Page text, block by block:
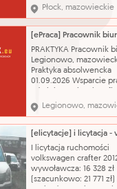
PLN Informacja o
wynagrodzeniu: 1.
wynagrodzenie
zgodne z
wynagradzania
Urzędu Miasta Płocka
wprowadzonym
Nr 80/2
Płock, mazowieckie
[ePraca] Pracownik
PRAKTYKA Pracownik
Legionowo,
Praktyka absolwencka
01.09.2026 Wsparcie
dziale księgowym,
technologicznym,
digitalizacja
obsługa urządzeń
takich jak drukarki,
kserokopiarki, skanery;
przyjmowanie i
Legionowo,
I licytacja ruchomości
volkswagen crafter
wywoławcza: 16 328 zł
(szacunkowo: 21 771